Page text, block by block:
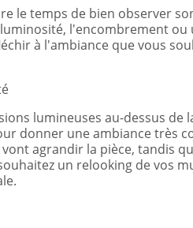
le temps de bien observer
l'encombrement ou
à l'ambiance que vous
lumineuses au-dessus de
donner une ambiance très
agrandir la pièce, tandis
un relooking de vos